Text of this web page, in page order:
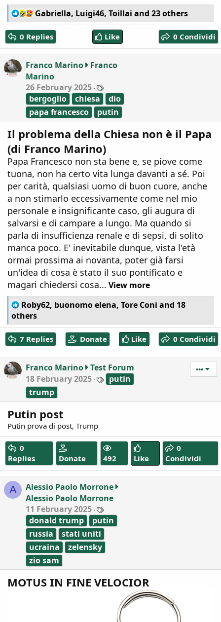
R
e
a
c
t
o
n
s
:
Gabriella, Luigi46, Toillai and 23 others
0 Replies Like 0 Condividi
Franco Marino
Franco
Marino
26 February 2025
a
s
bergoglio chiesa
dio
papa francesco
putin
Il problema della Chiesa non è il Papa
(di Franco Marino)
Papa Francesco non sta bene e, se piove come
tuona, non ha certo vita lunga davanti a sé. Poi
per carità, qualsiasi uomo di buon cuore, anche
a non stimarlo eccessivamente come nel mio
personale e insignificante caso, gli augura di
salvarsi e di campare a lungo. Ma quando si
parla di insufficienza renale e di sepsi, di solito
manca poco. E' inevitabile dunque, vista l'età
ormai prossima ai novanta, poter già farsi
un'idea di cosa è stato il suo pontificato e
magari chiedersi cosa... View more
R
e
a
c
t
i
n
Roby62, buonomo elena, Tore Coni and 18
others
7 Replies Donate Like 0 Condividi
Franco Marino
Test Forum
18 February 2025
T
a
s
putin
trump
•••
Putin post
Putin prova di post, Trump
0
Replies
Donate 492 Like
0
Condividi
A
Alessio Paolo Morrone
Alessio Paolo Morrone
11 February 2025
a
g
s
donald trump
putin
russia
stati uniti
ucraina
zelensky
zio sam
MOTUS IN FINE VELOCIOR